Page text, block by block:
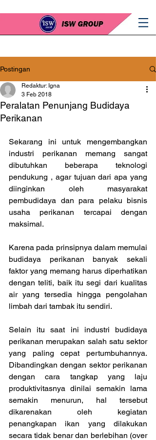
Postingan
Peralatan Penunjang Budidaya
Perikanan
Redaktur: Igna
3 Feb 2018
Sekarang ini untuk mengembangkan
industri perikanan memang sangat
dibutuhkan beberapa teknologi
pendukung , agar tujuan dari apa yang
diinginkan oleh masyarakat
pembudidaya dan para pelaku bisnis
usaha perikanan tercapai dengan
maksimal.
Karena pada prinsipnya dalam memulai
budidaya perikanan banyak sekali
faktor yang memang harus diperhatikan
dengan teliti, baik itu segi dari kualitas
air yang tersedia hingga pengolahan
limbah dari tambak itu sendiri.
Selain itu saat ini industri budidaya
perikanan merupakan salah satu sektor
yang paling cepat pertumbuhannya.
Dibandingkan dengan sektor perikanan
dengan cara tangkap yang laju
produktivitasnya dinilai semakin lama
semakin menurun, hal tersebut
dikarenakan oleh kegiatan
penangkapan ikan yang dilakukan
secara tidak benar dan berlebihan (over